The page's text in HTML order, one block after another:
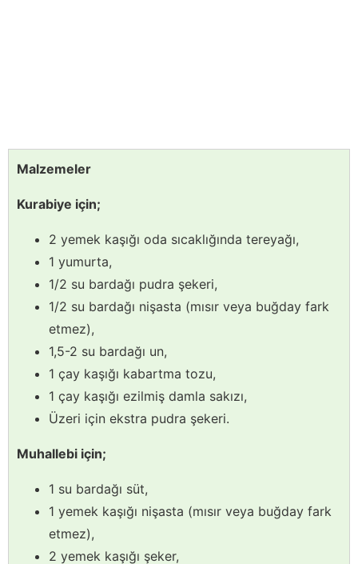
Malzemeler
Kurabiye için;
2 yemek kaşığı oda sıcaklığında tereyağı,
1 yumurta,
1/2 su bardağı pudra şekeri,
1/2 su bardağı nişasta (mısır veya buğday fark
etmez),
1,5-2 su bardağı un,
1 çay kaşığı kabartma tozu,
1 çay kaşığı ezilmiş damla sakızı,
Üzeri için ekstra pudra şekeri.
Muhallebi için;
1 su bardağı süt,
1 yemek kaşığı nişasta (mısır veya buğday fark
etmez),
2 yemek kaşığı şeker,